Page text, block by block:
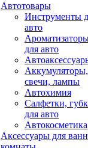
Автотовары
Инструменты
авто
для авто
Аккумуляторы,
свечи, лампы
Автохимия
Салфетки,
для авто
Автокосметика
Аксессуары для